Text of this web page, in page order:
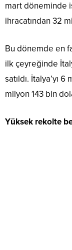
mart döneminde
ihracatından 32
Bu dönemde en
ilk çeyreğinde
satıldı. İtalya’yı
milyon 143 bin
Yüksek rekolte